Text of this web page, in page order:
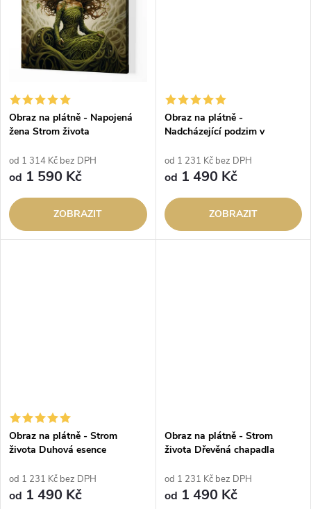
ů
ů
Obraz na plátně - Napojená
žena Strom života
od 1 314 Kč bez DPH
od 1 590 Kč
ZOBRAZIT
Obraz na plátně -
Nadcházející podzim v
od 1 231 Kč bez DPH
od 1 490 Kč
ZOBRAZIT
Obraz na plátně - Strom
života Duhová esence
od 1 231 Kč bez DPH
od 1 490 Kč
Obraz na plátně - Strom
života Dřevěná chapadla
od 1 231 Kč bez DPH
od 1 490 Kč